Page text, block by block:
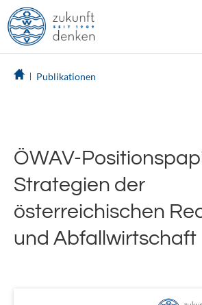
Publikationen
ÖWAV-
Strategien der
österreichischen
und Abfallwirtschaft